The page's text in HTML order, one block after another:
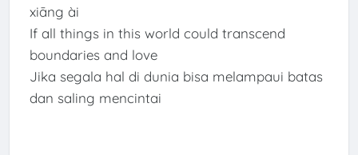
xiāng ài
If all things in this world could transcend
boundaries and love
Jika segala hal di dunia bisa melampaui batas
dan saling mencintai